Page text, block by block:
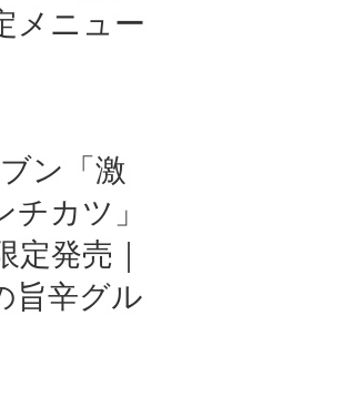
メニュー
ン「激
カツ」
定発売｜
旨辛グル